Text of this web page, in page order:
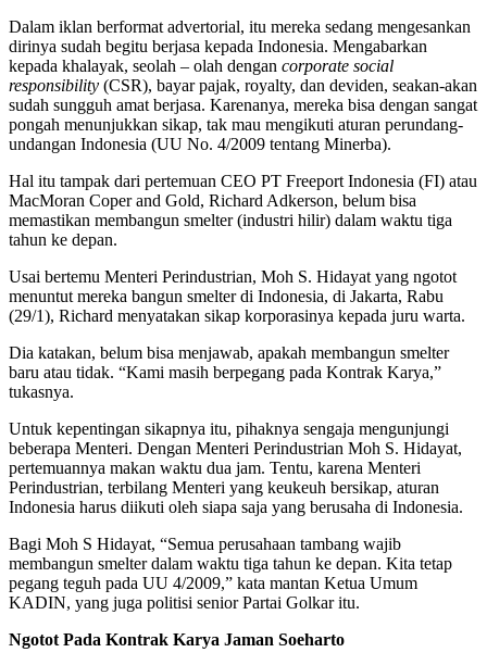
Dalam iklan berformat advertorial, itu mereka sedang mengesankan
dirinya sudah begitu berjasa kepada Indonesia. Mengabarkan
kepada khalayak, seolah – olah dengan corporate social
responsibility (CSR), bayar pajak, royalty, dan deviden, seakan-akan
sudah sungguh amat berjasa. Karenanya, mereka bisa dengan sangat
pongah menunjukkan sikap, tak mau mengikuti aturan perundang-
undangan Indonesia (UU No. 4/2009 tentang Minerba).
Hal itu tampak dari pertemuan CEO PT Freeport Indonesia (FI) atau
MacMoran Coper and Gold, Richard Adkerson, belum bisa
memastikan membangun smelter (industri hilir) dalam waktu tiga
tahun ke depan.
Usai bertemu Menteri Perindustrian, Moh S. Hidayat yang ngotot
menuntut mereka bangun smelter di Indonesia, di Jakarta, Rabu
(29/1), Richard menyatakan sikap korporasinya kepada juru warta.
Dia katakan, belum bisa menjawab, apakah membangun smelter
baru atau tidak. “Kami masih berpegang pada Kontrak Karya,”
tukasnya.
Untuk kepentingan sikapnya itu, pihaknya sengaja mengunjungi
beberapa Menteri. Dengan Menteri Perindustrian Moh S. Hidayat,
pertemuannya makan waktu dua jam. Tentu, karena Menteri
Perindustrian, terbilang Menteri yang keukeuh bersikap, aturan
Indonesia harus diikuti oleh siapa saja yang berusaha di Indonesia.
Bagi Moh S Hidayat, “Semua perusahaan tambang wajib
membangun smelter dalam waktu tiga tahun ke depan. Kita tetap
pegang teguh pada UU 4/2009,” kata mantan Ketua Umum
KADIN, yang juga politisi senior Partai Golkar itu.
Ngotot Pada Kontrak Karya Jaman Soeharto